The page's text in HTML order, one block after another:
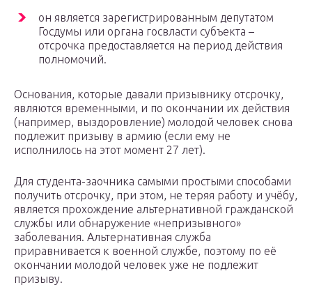
он является зарегистрированным депутатом
Госдумы или органа госвласти субъекта –
отсрочка предоставляется на период действия
полномочий.
Основания, которые давали призывнику отсрочку,
являются временными, и по окончании их действия
(например, выздоровление) молодой человек снова
подлежит призыву в армию (если ему не
исполнилось на этот момент 27 лет).
Для студента-заочника самыми простыми способами
получить отсрочку, при этом, не теряя работу и учёбу,
является прохождение альтернативной гражданской
службы или обнаружение «непризывного»
заболевания. Альтернативная служба
приравнивается к военной службе, поэтому по её
окончании молодой человек уже не подлежит
призыву.